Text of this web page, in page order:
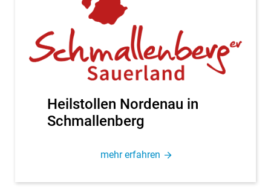
Heil­stol­len Nor­den­au in
Schmallenberg
mehr er­fah­ren